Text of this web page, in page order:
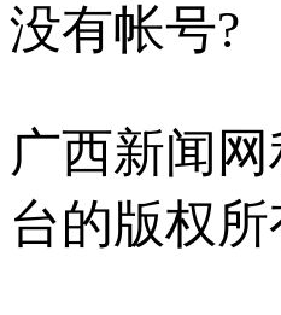
没有帐号?
广西新闻
台的版权所